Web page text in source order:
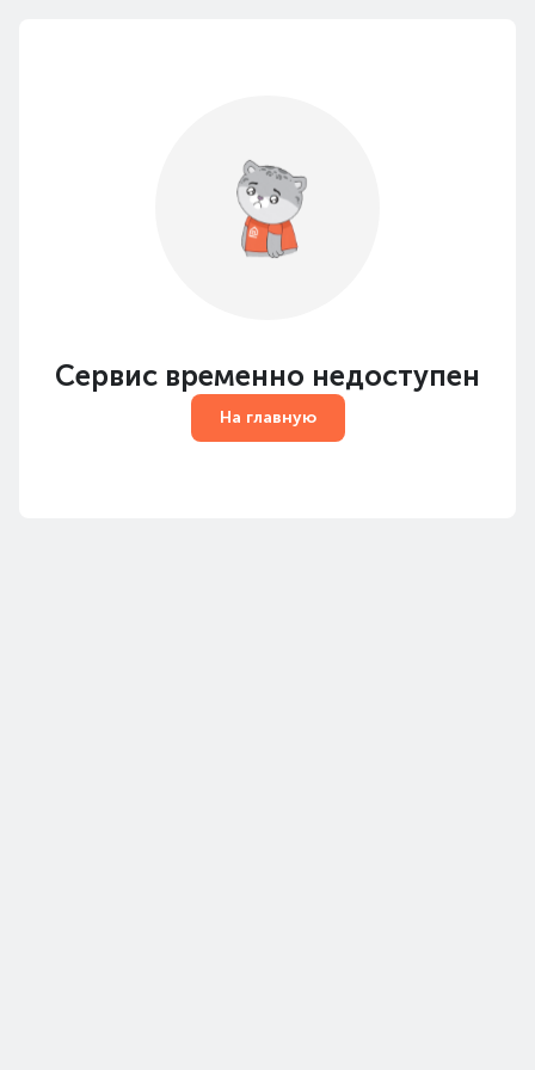
Сервис временно недоступен
На главную